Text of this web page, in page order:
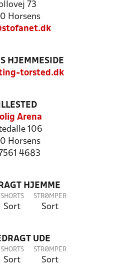
73
Horsens
HJEMMESIDE
torsted.dk
Arena
106
Horsens
4683
HJEMME
SHORTS
Sort
STRØMPER
Sort
UDE
SHORTS
Sort
STRØMPER
Sort